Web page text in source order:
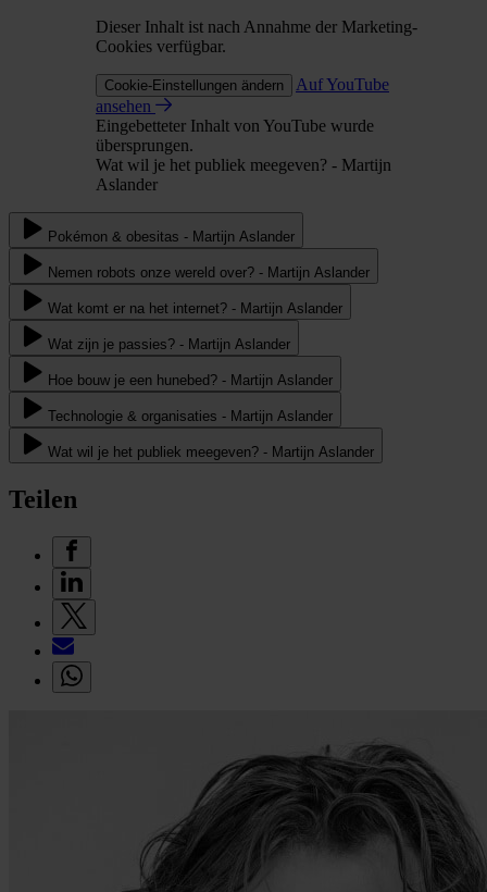
Dieser Inhalt ist nach Annahme der Marketing-
Cookies verfügbar.
Cookie-Einstellungen ändern
Auf YouTube
ansehen
Eingebetteter Inhalt von YouTube wurde
übersprungen.
Wat wil je het publiek meegeven? - Martijn
Aslander
Pokémon & obesitas - Martijn Aslander
Nemen robots onze wereld over? - Martijn Aslander
Wat komt er na het internet? - Martijn Aslander
Wat zijn je passies? - Martijn Aslander
Hoe bouw je een hunebed? - Martijn Aslander
Technologie & organisaties - Martijn Aslander
Wat wil je het publiek meegeven? - Martijn Aslander
Teilen